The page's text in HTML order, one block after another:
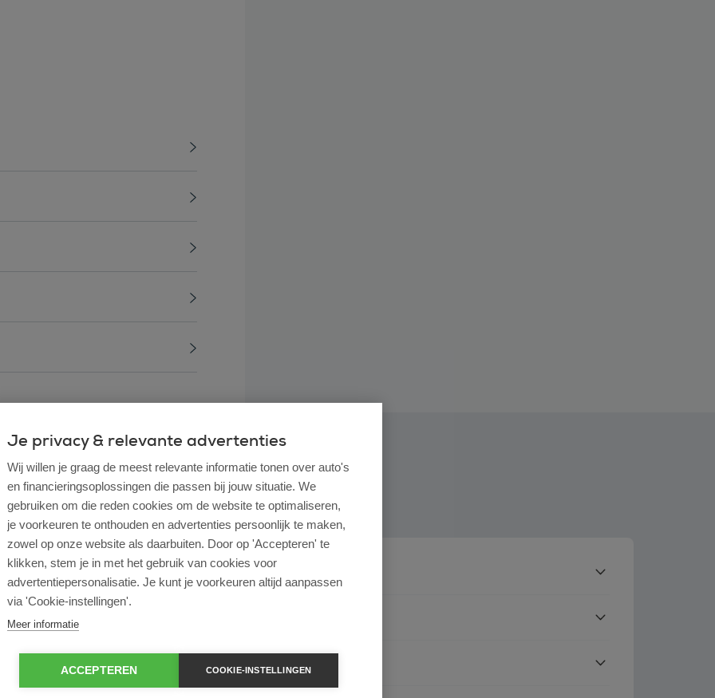
ondernemer?
operational lease?
Je privacy & relevante advertenties
Wij willen je graag de meest relevante informatie tonen over auto's
en financieringsoplossingen die passen bij jouw situatie. We
gebruiken om die reden cookies om de website te optimaliseren,
je voorkeuren te onthouden en advertenties persoonlijk te maken,
zowel op onze website als daarbuiten. Door op 'Accepteren' te
klikken, stem je in met het gebruik van cookies voor
advertentiepersonalisatie. Je kunt je voorkeuren altijd aanpassen
via 'Cookie-instellingen'.
Meer informatie
ACCEPTEREN COOKIE-INSTELLINGEN